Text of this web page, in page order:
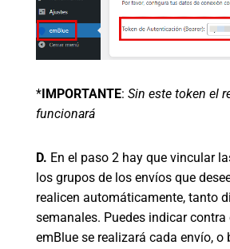
*IMPORTANTE: Sin este token el
funcionará
D. En el paso 2 hay que vincular
los grupos de los envíos que
realicen automáticamente, tanto
semanales. Puedes indicar contra
emBlue se realizará cada envío, o